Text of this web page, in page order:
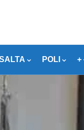
POLI +